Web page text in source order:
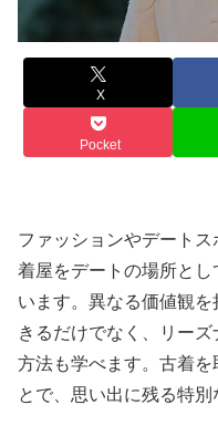
X
Pocket
ファッションやデート
着屋をデートの場所と
います。異なる価値観
きるだけでなく、リー
方法も学べます。古着
とで、思い出に残る特別